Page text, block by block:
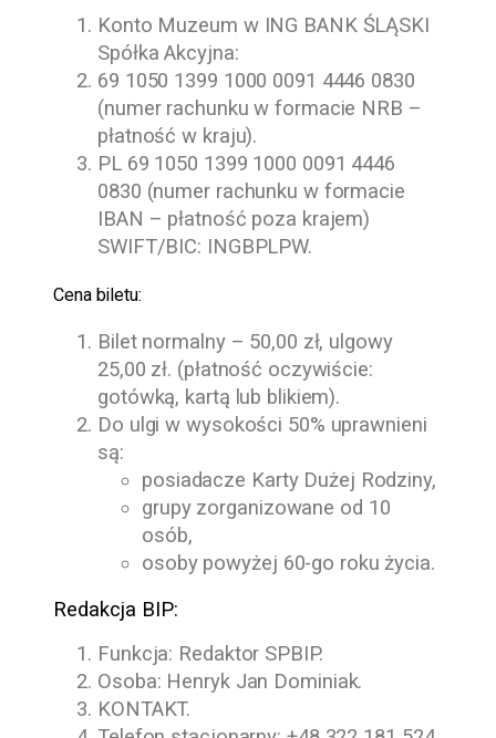
Konto Muzeum w ING BANK ŚLĄSKI
Spółka Akcyjna:
69 1050 1399 1000 0091 4446 0830
(numer rachunku w formacie NRB –
płatność w kraju).
PL 69 1050 1399 1000 0091 4446
0830 (numer rachunku w formacie
IBAN – płatność poza krajem)
SWIFT/BIC: INGBPLPW.
Cena biletu:
Bilet normalny – 50,00 zł, ulgowy
25,00 zł. (płatność oczywiście:
gotówką, kartą lub blikiem).
Do ulgi w wysokości 50% uprawnieni
są:
posiadacze Karty Dużej Rodziny,
grupy zorganizowane od 10
osób,
osoby powyżej 60-go roku życia.
Redakcja BIP:
Funkcja: Redaktor SPBIP.
Osoba: Henryk Jan Dominiak.
KONTAKT.